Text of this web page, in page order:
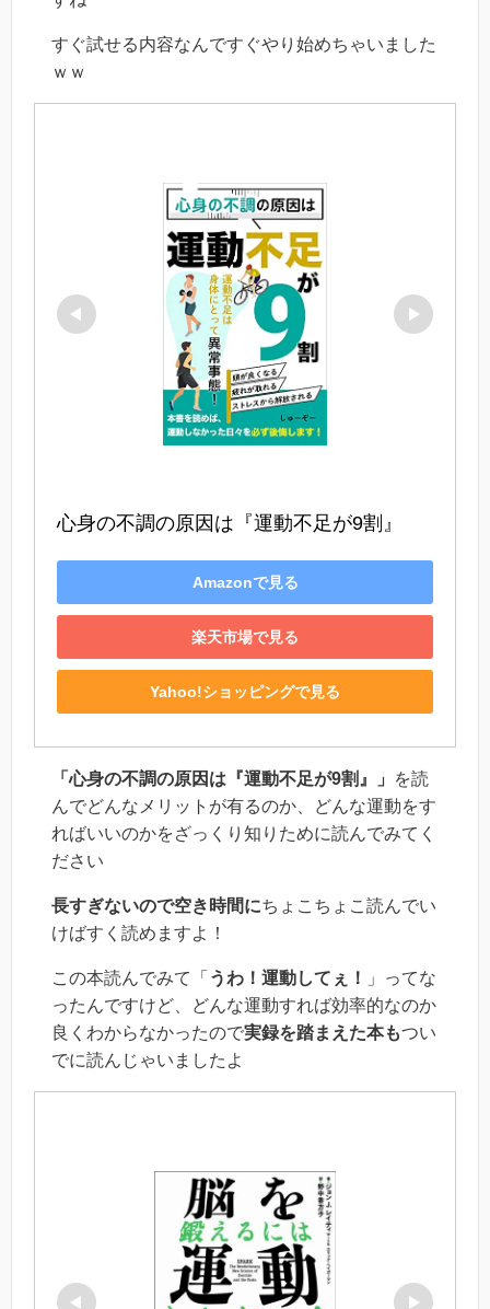
すぐ試せる内容なんですぐやり始めちゃいました
ｗｗ
心身の不調の原因は『運動不足が9割』
Amazonで見る
楽天市場で見る
Yahoo!ショッピングで見る
「心身の不調の原因は『運動不足が9割』」
を読
んでどんなメリットが有るのか、どんな運動をす
ればいいのかをざっくり知りために読んでみてく
ださい
長すぎないので空き時間にちょこちょこ読んでい
けばすく読めますよ！
この本読んでみて「 うわ！運動してぇ！
」ってな
ったんですけど、どんな運動すれば効率的なのか
良くわからなかったので実録を踏まえた本もつい
でに読んじゃいましたよ